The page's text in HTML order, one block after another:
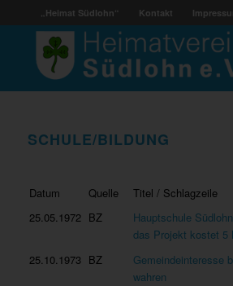
„Heimat Südlohn“ Kontakt
SCHULE/BILDUNG
Datum Quelle
Titel / Schlagzeile
25.05.1972 BZ
Hauptschule
das Projekt kostet 5
25.10.1973 BZ
Gemeindeinteresse
wahren